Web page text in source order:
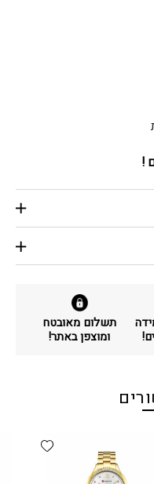
!
תשלום מאובטח
ומוצפן באתר!
wishlist